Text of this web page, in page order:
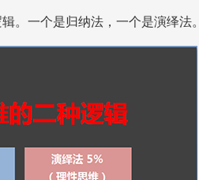
一个是归纳法，一个是演绎法。